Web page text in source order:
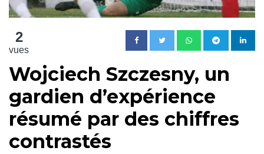
2
vues
Wojciech Szczesny, un
gardien d’expérience
résumé par des chiffres
contrastés